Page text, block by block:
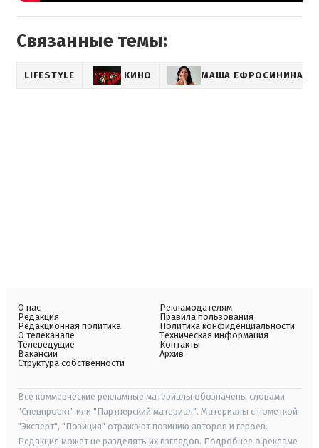
Связанные темы:
LIFESTYLE КИНО МАША ЕФРОСИНИНА
О нас
Редакция
Редакционная политика
О телеканале
Телеведущие
Вакансии
Структура собственности
Рекламодателям
Правила пользования
Политика конфиденциальности
Техническая информация
Контакты
Архив
Все коммерческие рекламные материалы обозначены словами
"Спецпроект" или "Партнерский материал". Материалы с пометкой
"Эксперт", "Позиция" отражают позицию авторов и героев.
Редакция может не разделять их взглядов. Подробнее о рекламе